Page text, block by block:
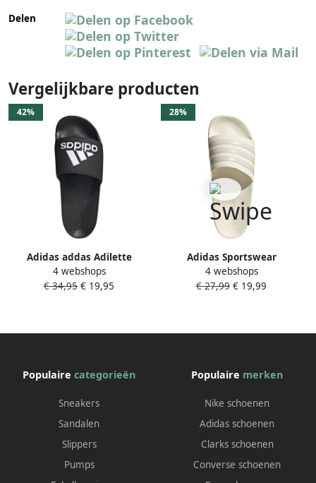
Delen
Vergelijkbare producten
42%
Adidas addas Adilette
Shower Slippers
Volwassenen Core Black Ftwr
4 webshops
€ 34,95 € 19,95
28%
Adidas Sportswear
Badslippers met
labelopschrift model
4 webshops
€ 27,99 € 19,99
Populaire categorieën
Sneakers
Sandalen
Slippers
Pumps
Populaire merken
Nike schoenen
Adidas schoenen
Clarks schoenen
Converse schoenen